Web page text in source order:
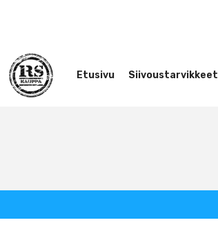
Etusivu Siivoustarvikkeet